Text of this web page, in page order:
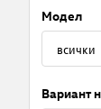
Модел
Вариант